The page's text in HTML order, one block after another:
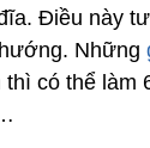
Điều này
Những
có thể làm